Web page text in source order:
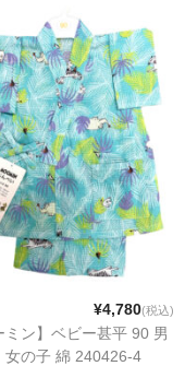
¥4,780(税込)
ミン】ベビー甚平 90 男
の子 綿 240426-4